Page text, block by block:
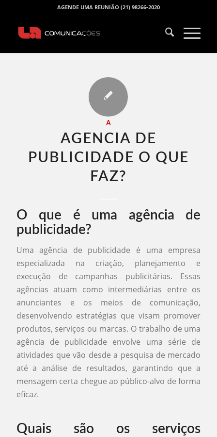
AGENDE UMA REUNIÃO (21) 98266-2020
A
AGENCIA DE
PUBLICIDADE O QUE
FAZ​?
O que é uma agência de
publicidade?
Uma agência de publicidade é uma empresa
especializada na criação, planejamento e
execução de campanhas publicitárias. Essas
agências atuam como intermediárias entre os
anunciantes e os meios de comunicação,
desenvolvendo estratégias que visam promover
produtos, serviços ou marcas. O trabalho de uma
agência de publicidade envolve uma série de
atividades que vão desde a pesquisa de mercado
até a análise de resultados, garantindo que a
mensagem certa chegue ao público-alvo de forma
eficaz.
Quais são os serviços